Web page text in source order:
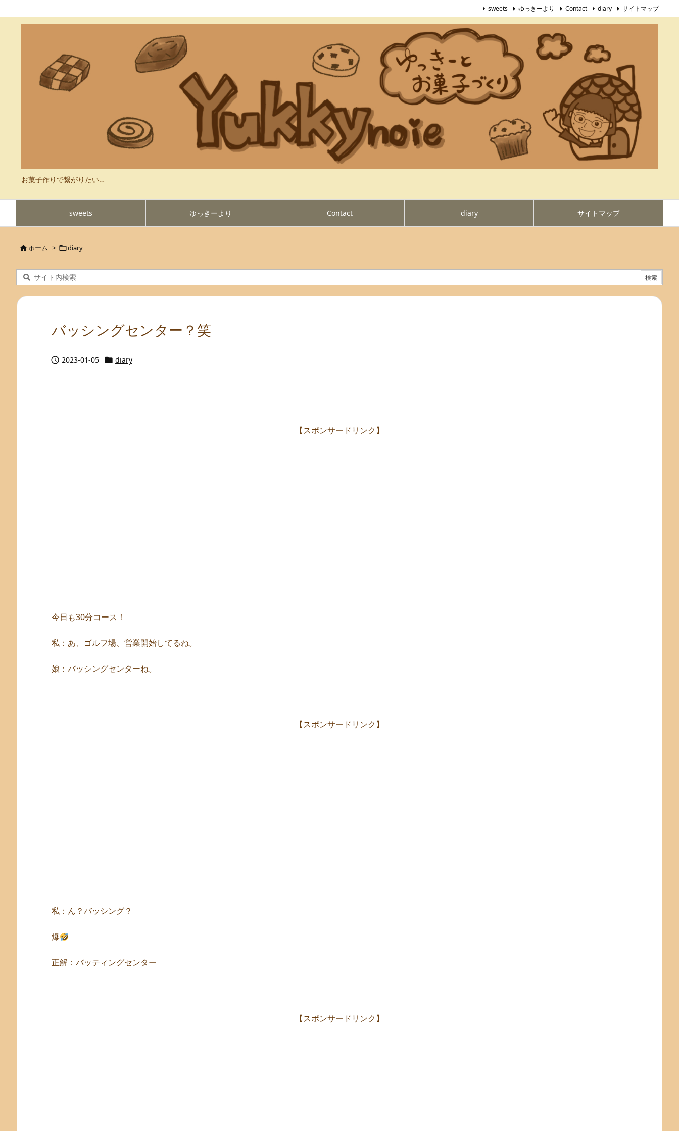
お菓子作りで繋がりたい…
sweets ゆっきーより Contact diary サイトマップ
sweets ゆっきーより Contact diary サイトマップ
ホーム > diary
バッシングセンター？笑
 2023-01-05  diary
【スポンサードリンク】
今日も30分コース！
私：あ、ゴルフ場、営業開始してるね。
娘：バッシングセンターね。
【スポンサードリンク】
私：ん？バッシング？
爆
正解：バッティングセンター
【スポンサードリンク】